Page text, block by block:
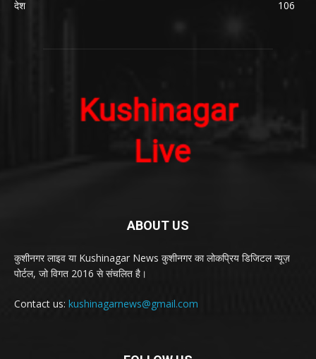
देश
106
ABOUT US
कुशीनगर लाइव या Kushinagar News कुशीनगर का लोकप्रिय डिजिटल न्यूज़
पोर्टल, जो विगत 2016 से संचलित है।
Contact us: kushinagarnews@gmail.com